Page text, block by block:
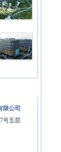
限公司
号五层